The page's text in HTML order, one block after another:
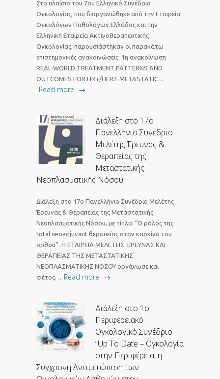
Στο πλαίσιο του 7ου Ελληνικό Συνέδριο
Ογκολογίας, που διοργανώθηκε από την Εταιρεία
Ογκολόγων Παθολόγων Ελλάδος και την
Ελληνική Εταιρεία Ακτινοθεραπευτικής
Ογκολογίας, παρουσιάστηκαν οι παρακάτω
επιστημονικές ανακοινώσεις: 1η ανακοίνωση
REAL-WORLD TREATMENT PATTERNS AND
OUTCOMES FOR HR+/HER2-METASTATIC…
Read more
Διάλεξη στο 17ο
Πανελλήνιο Συνέδριο
Μελέτης Έρευνας &
Θεραπείας της
Μεταστατικής
Νεοπλασματικής Νόσου
Διάλεξη στο 17ο Πανελλήνιο Συνέδριο Μελέτης
Έρευνας & Θεραπείας της Μεταστατικής
Νεοπλασματικής Νόσου, με τίτλο: “Ο ρόλος της
total neoadjuvant θεραπείας στον καρκίνο του
ορθού”. Η ΕΤΑΙΡΕΙΑ ΜΕΛΕΤΗΣ. ΕΡΕΥΝΑΣ ΚΑΙ
ΘΕΡΑΠΕΙΑΣ ΤΗΣ ΜΕΤΑΣΤΑΤΙΚΗΣ
ΝΕΟΠΛΑΣΜΑΤΙΚΗΣ ΝΟΣΟΥ οργάνωσε και
φέτος… Read more
Διάλεξη στο 1ο
Περιφερειακό
Ογκολογικό Συνέδριο
“Up To Date – Ογκολογία
στην Περιφέρεια, η
Σύγχρονη Αντιμετώπιση των